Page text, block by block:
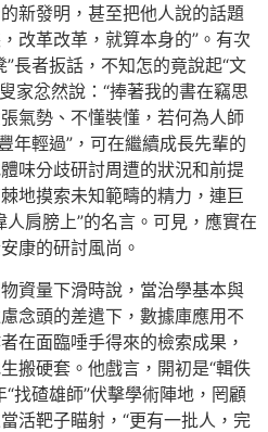
新發明，甚至把他人說的話題
改革改革，就算本身的”。有次
長者扳話，不知怎的竟說起“文
家忿然說：“捧著我的書在竊思
氣勢、不懂裝懂，若何為人師
年輕過”，可在繼續成長先輩的
味分歧研討周遭的狀況和前提
地摸索未知範疇的精力，連巨
肩膀上”的名言。可見，應實在
康的研討風尚。
資量下滑時說，當治學基本與
念頭的差遣下，數據庫應用不
在面臨唾手得來的檢索成果，
搬硬套。他戲言，開初是“輯佚
找碴雄師”伏擊學術陣地，罔顧
活靶子瞄射，“更有一批人，完